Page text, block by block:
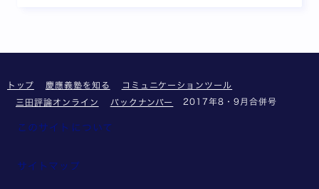
トップ 慶應義塾を知る
コミュニケーションツール
三田評論オンライン
バックナンバー 2017年8・9月合併号
このサイトについて
サイトマップ